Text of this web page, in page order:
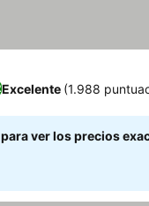
Excelente (1.988
ver los precios